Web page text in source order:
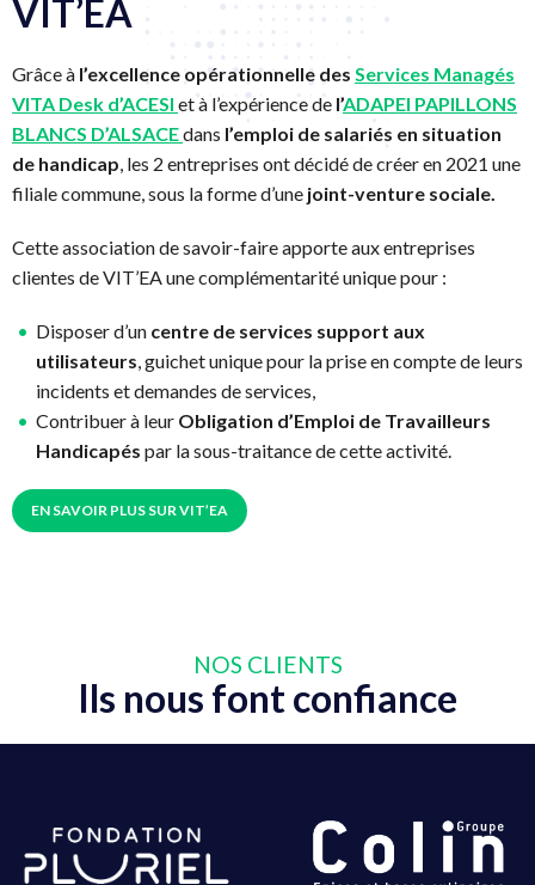
VIT’EA
Grâce à l’excellence opérationnelle des Services Managés
VITA Desk d’ACESI et à l’expérience de l’ADAPEI PAPILLONS
BLANCS D’ALSACEdans l’emploi de salariés en situation
de handicap, les 2 entreprises ont décidé de créer en 2021 une
filiale commune, sous la forme d’une joint-venture sociale.
Cette association de savoir-faire apporte aux entreprises
clientes de VIT’EA une complémentarité unique pour :
Disposer d’un centre de services support aux
utilisateurs, guichet unique pour la prise en compte de leurs
incidents et demandes de services,
Contribuer à leur Obligation d’Emploi de Travailleurs
Handicapés par lasous-traitance de cette activité.
EN SAVOIR PLUS SUR VIT’EA
NOS CLIENTS
Ils nous font confiance